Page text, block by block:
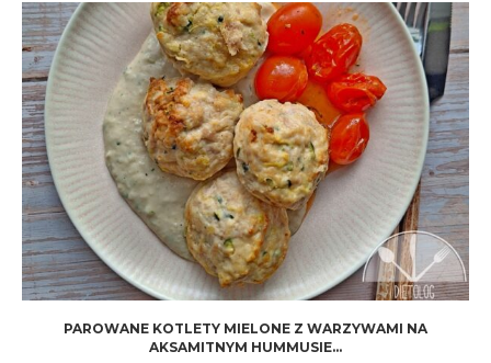
PAROWANE KOTLETY MIELONE Z WARZYWAMI NA
AKSAMITNYM HUMMUSIE...